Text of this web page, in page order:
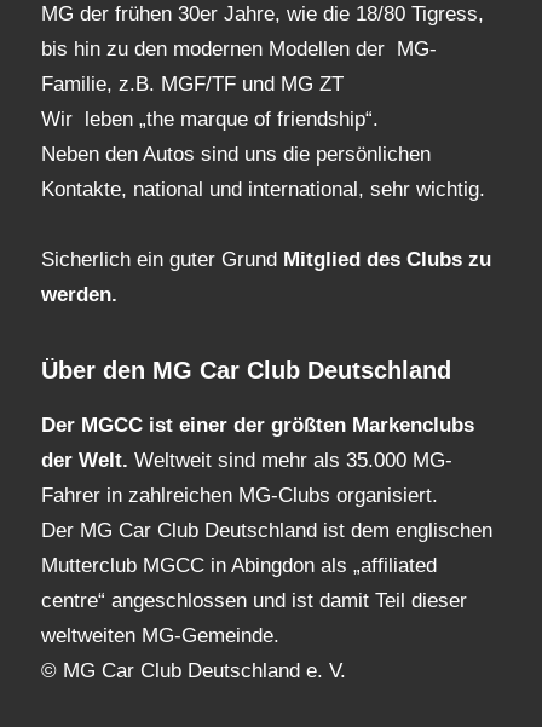
MG der frühen 30er Jahre, wie die 18/80 Tigress,
bis hin zu den modernen Modellen der MG-
Familie, z.B. MGF/TF und MG ZT
Wir leben „the marque of friendship“.
Neben den Autos sind uns die persönlichen
Kontakte, national und international, sehr wichtig.
Sicherlich ein guter Grund Mitglied des Clubs zu
werden.
Über den MG Car Club Deutschland
Der MGCC ist einer der größten Markenclubs
der Welt. Weltweit sind mehr als 35.000 MG-
Fahrer in zahlreichen MG-Clubs organisiert.
Der MG Car Club Deutschland ist dem englischen
Mutterclub MGCC in Abingdon als „affiliated
centre“ angeschlossen und ist damit Teil dieser
weltweiten MG-Gemeinde.
© MG Car Club Deutschland e. V.